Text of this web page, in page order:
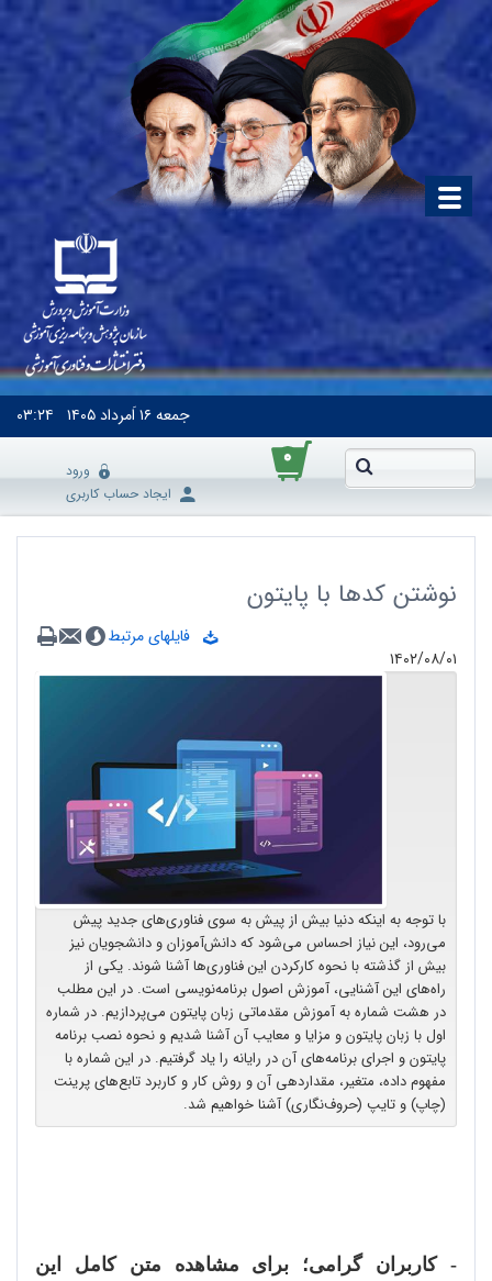
جمعه۱۶ اَمرداد ۱۴۰۵ ۰۳:۲۴
۰
ورود
ایجاد حساب کاربری
نوشتن کدها با پایتون
فایلهای مرتبط
۱۴۰۲/۰۸/۰۱
با توجه به اینکه دنیا بیش از پیش به سوی فناوری‌های جدید پیش
می‌رود، این نیاز احساس می‌‌شود که دانش‌آموزان و دانشجویان نیز
بیش از گذشته با نحوه کارکردن این فناوری‌ها آشنا شوند. یکی از
راه‌های این آشنایی، آموزش اصول برنامه‌نویسی است. در این مطلب
در هشت شماره به آموزش مقدماتی زبان پایتون می‌پردازیم. در شماره
اول با زبان پایتون و مزایا و معایب آن آشنا شدیم و نحوه نصب برنامه
پایتون و اجرای برنامه‌های آن در رایانه را یاد گرفتیم. در این شماره با
مفهوم داده، متغیر، مقداردهی آن و روش کار و کاربرد تابع‌های پرینت
(چاپ) و تایپ (حروف‌نگاری) آشنا خواهیم شد.
- کاربران گرامی؛ برای مشاهده متن کامل این